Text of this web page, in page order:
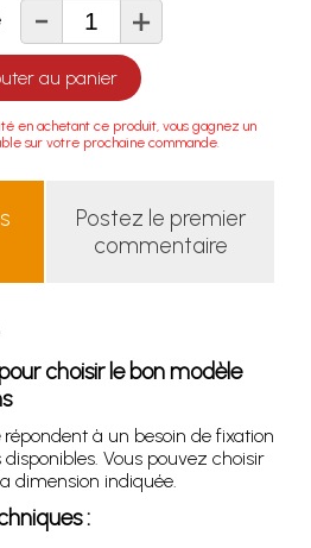
- +
au panier
en achetant ce produit, vous gagnez un
sur votre prochaine commande.
Postez le premier
commentaire
choisir le bon modèle
répondent à un besoin de fixation
Vous pouvez choisir
dimension indiquée.
: